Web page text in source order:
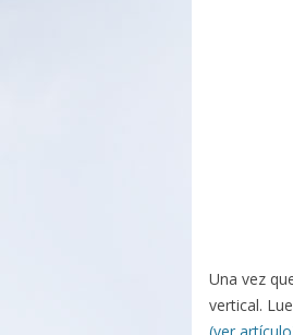
Una vez
vertical.